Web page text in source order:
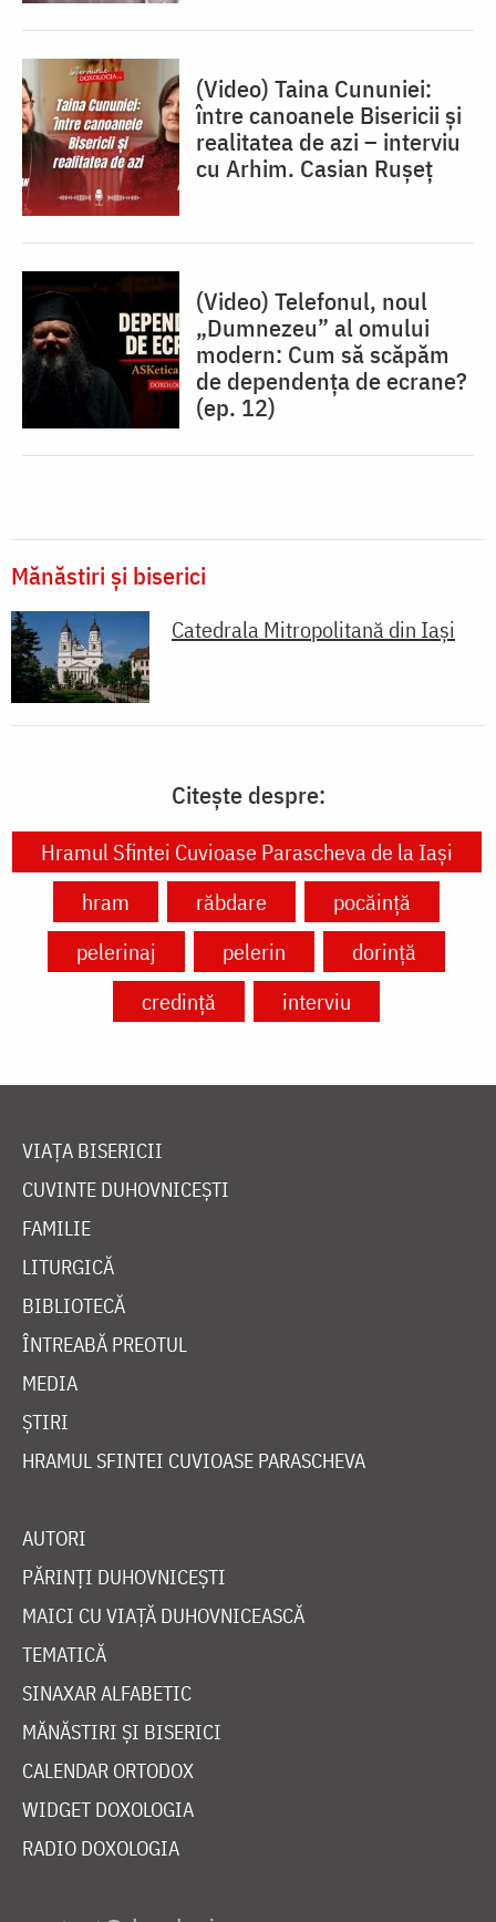
(Video) Taina Cununiei:
între canoanele Bisericii și
realitatea de azi – interviu
cu Arhim. Casian Rușeț
(Video) Telefonul, noul
„Dumnezeu” al omului
modern: Cum să scăpăm
de dependența de ecrane?
(ep. 12)
Mănăstiri și biserici
Catedrala Mitropolitană din Iaşi
Citește despre:
Hramul Sfintei Cuvioase Parascheva de la Iași
hram
răbdare
pocăință
pelerinaj
pelerin
dorință
credință
interviu
VIAȚA BISERICII
CUVINTE DUHOVNICEȘTI
FAMILIE
LITURGICĂ
BIBLIOTECĂ
ÎNTREABĂ PREOTUL
MEDIA
ȘTIRI
HRAMUL SFINTEI CUVIOASE PARASCHEVA
AUTORI
PĂRINȚI DUHOVNICEȘTI
MAICI CU VIAȚĂ DUHOVNICEASCĂ
TEMATICĂ
SINAXAR ALFABETIC
MĂNĂSTIRI ȘI BISERICI
CALENDAR ORTODOX
WIDGET DOXOLOGIA
RADIO DOXOLOGIA